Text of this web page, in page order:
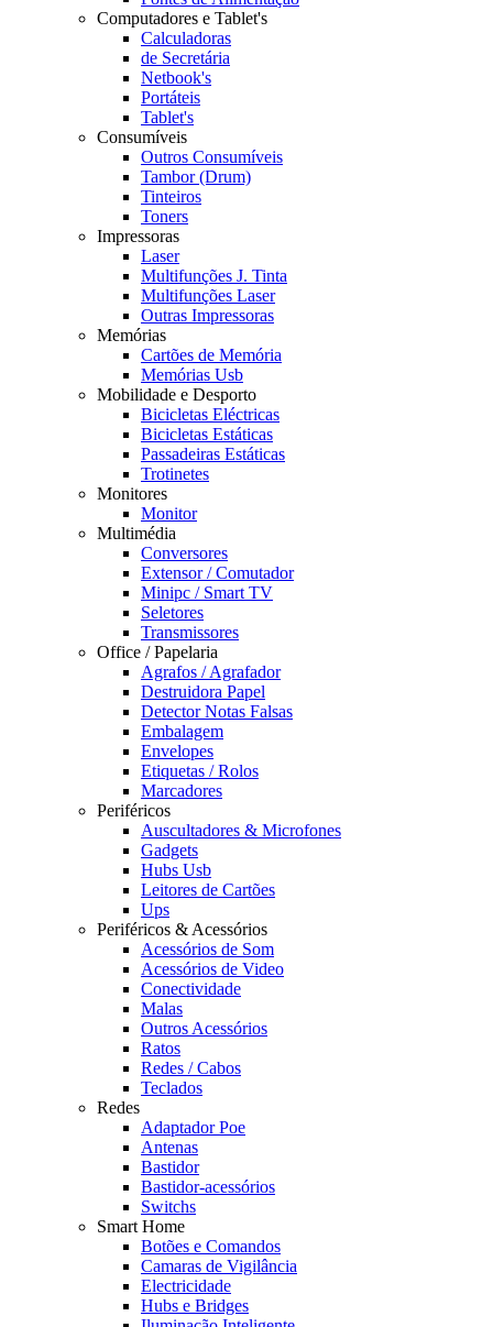
Computadores e Tablet's
Calculadoras
de Secretária
Netbook's
Portáteis
Tablet's
Consumíveis
Outros Consumíveis
Tambor (Drum)
Tinteiros
Toners
Impressoras
Laser
Multifunções J. Tinta
Multifunções Laser
Outras Impressoras
Memórias
Cartões de Memória
Memórias Usb
Mobilidade e Desporto
Bicicletas Eléctricas
Bicicletas Estáticas
Passadeiras Estáticas
Trotinetes
Monitores
Monitor
Multimédia
Conversores
Extensor / Comutador
Minipc / Smart TV
Seletores
Transmissores
Office / Papelaria
Agrafos / Agrafador
Destruidora Papel
Detector Notas Falsas
Embalagem
Envelopes
Etiquetas / Rolos
Marcadores
Periféricos
Auscultadores & Microfones
Gadgets
Hubs Usb
Leitores de Cartões
Ups
Periféricos & Acessórios
Acessórios de Som
Acessórios de Video
Conectividade
Malas
Outros Acessórios
Ratos
Redes / Cabos
Teclados
Redes
Adaptador Poe
Antenas
Bastidor
Bastidor-acessórios
Switchs
Smart Home
Botões e Comandos
Camaras de Vigilância
Electricidade
Hubs e Bridges